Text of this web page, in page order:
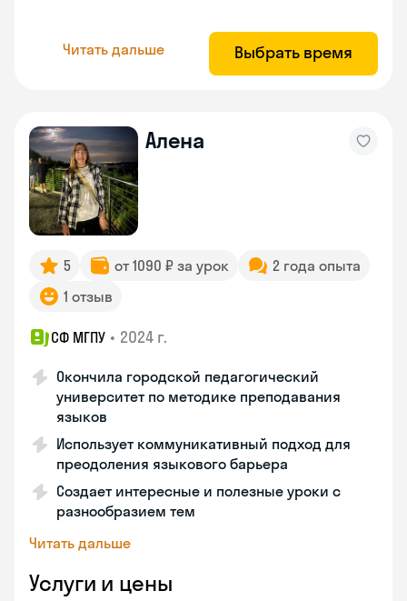
Читать дальше Выбрать время
Алена
5 от 1090 ₽ за урок
2 года опыта
1 отзыв
СФ МГПУ • 2024 г.
Окончила городской педагогический
университет по методике преподавания
языков
Использует коммуникативный подход для
преодоления языкового барьера
Создает интересные и полезные уроки с
разнообразием тем
Читать дальше
Услуги и цены